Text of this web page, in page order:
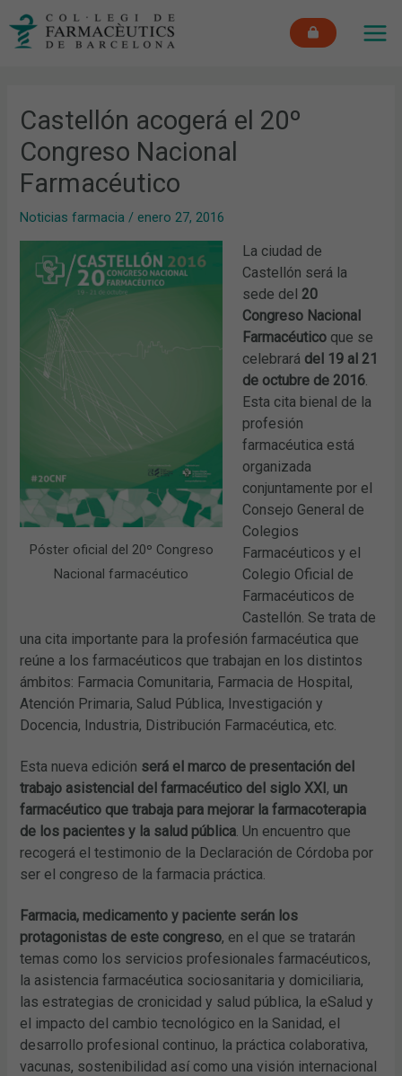
Castellón acogerá el 20º
Congreso Nacional
Farmacéutico
Noticias farmacia / enero 27, 2016
Póster oficial del 20º Congreso
Nacional farmacéutico
La ciudad de
Castellón será la
sede del 20
Congreso Nacional
Farmacéutico que se
celebrará del 19 al 21
de octubre de 2016.
Esta cita bienal de la
profesión
farmacéutica está
organizada
conjuntamente por el
Consejo General de
Colegios
Farmacéuticos y el
Colegio Oficial de
Farmacéuticos de
Castellón. Se trata de
una cita importante para la profesión farmacéutica que
reúne a los farmacéuticos que trabajan en los distintos
ámbitos: Farmacia Comunitaria, Farmacia de Hospital,
Atención Primaria, Salud Pública, Investigación y
Docencia, Industria, Distribución Farmacéutica, etc.
Esta nueva edición será el marco de presentación del
trabajo asistencial del farmacéutico del siglo XXI, un
farmacéutico que trabaja para mejorar la farmacoterapia
de los pacientes y la salud pública . Un encuentro que
recogerá el testimonio de la Declaración de Córdoba por
ser el congreso de la farmacia práctica.
Farmacia, medicamento y paciente serán los
protagonistas de este congreso, en el que se tratarán
temas como los servicios profesionales farmacéuticos,
la asistencia farmacéutica sociosanitaria y domiciliaria,
las estrategias de cronicidad y salud pública, la eSalud y
el impacto del cambio tecnológico en la Sanidad, el
desarrollo profesional continuo, la práctica colaborativa,
vacunas, sostenibilidad así como una visión internacional